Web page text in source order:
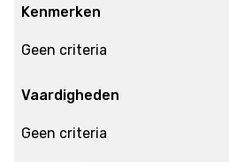
Kenmerken
Geen criteria
Vaardigheden
Geen criteria